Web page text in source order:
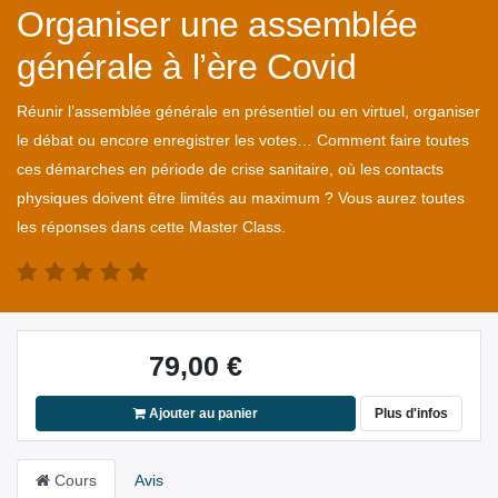
Organiser une assemblée
générale à l’ère Covid
Réunir l’assemblée générale en présentiel ou en virtuel, organiser
le débat ou encore enregistrer les votes… Comment faire toutes
ces démarches en période de crise sanitaire, où les contacts
physiques doivent être limités au maximum ? Vous aurez toutes
les réponses dans cette Master Class.
79,00 €
Ajouter au panier Plus d'infos
Cours Avis